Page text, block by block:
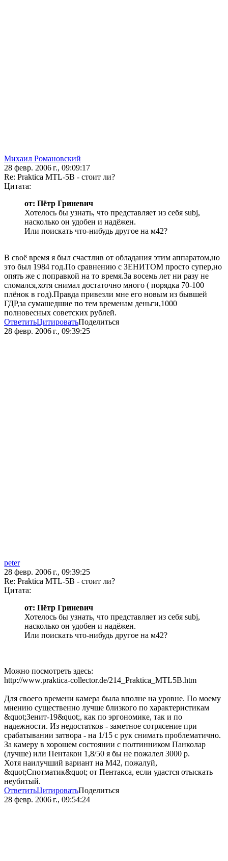
Михаил Романовский
28 февр. 2006 г., 09:09:17
Re: Praktica MTL-5B - стоит ли?
Цитата:
от: Пётр Гриневич
Хотелось бы узнать, что представляет из себя subj,
насколько он удобен и надёжен.
Или поискать что-нибудь другое на м42?
В своё время я был счастлив от обладания этим аппаратом,но
это был 1984 год.По сравнению с ЗЕНИТОМ просто супер,но
опять же с поправкой на то время.За восемь лет ни разу не
сломался,хотя снимал достаточно много ( порядка 70-100
плёнок в год).Правда привезли мне его новым из бывшей
ГДР,за сумашедшие по тем временам деньги,1000
полновесных советских рублей.
ОтветитьЦитироватьПоделиться
28 февр. 2006 г., 09:39:25
peter
28 февр. 2006 г., 09:39:25
Re: Praktica MTL-5B - стоит ли?
Цитата:
от: Пётр Гриневич
Хотелось бы узнать, что представляет из себя subj,
насколько он удобен и надёжен.
Или поискать что-нибудь другое на м42?
Можно посмотреть здесь:
http://www.praktica-collector.de/214_Praktica_MTL5B.htm
Для своего времени камера была вполне на уровне. По моему
мнению существенно лучше близкого по характеристикам
&quot;Зенит-19&quot;, как по эргономике, так и по
надежности. Из недостатков - заметное сотрясение при
срабатывании затвора - на 1/15 с рук снимать проблематично.
За камеру в хорошем состоянии с полтинником Панколар
(лучше) или Пентакон 1,8/50 я бы не пожалел 3000 р.
Хотя наилучший вариант на М42, пожалуй,
&quot;Спотматик&quot; от Пентакса, если удастся отыскать
неубитый.
ОтветитьЦитироватьПоделиться
28 февр. 2006 г., 09:54:24